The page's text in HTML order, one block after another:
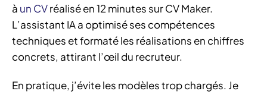
à un CVréalisé en 12 minutes sur CV Maker.
L’assistant IA a optimisé ses compétences
techniques et formaté les réalisations en chiffres
concrets, attirant l’œil du recruteur.
En pratique, j’évite les modèles trop chargés. Je